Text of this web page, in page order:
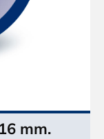
mm.